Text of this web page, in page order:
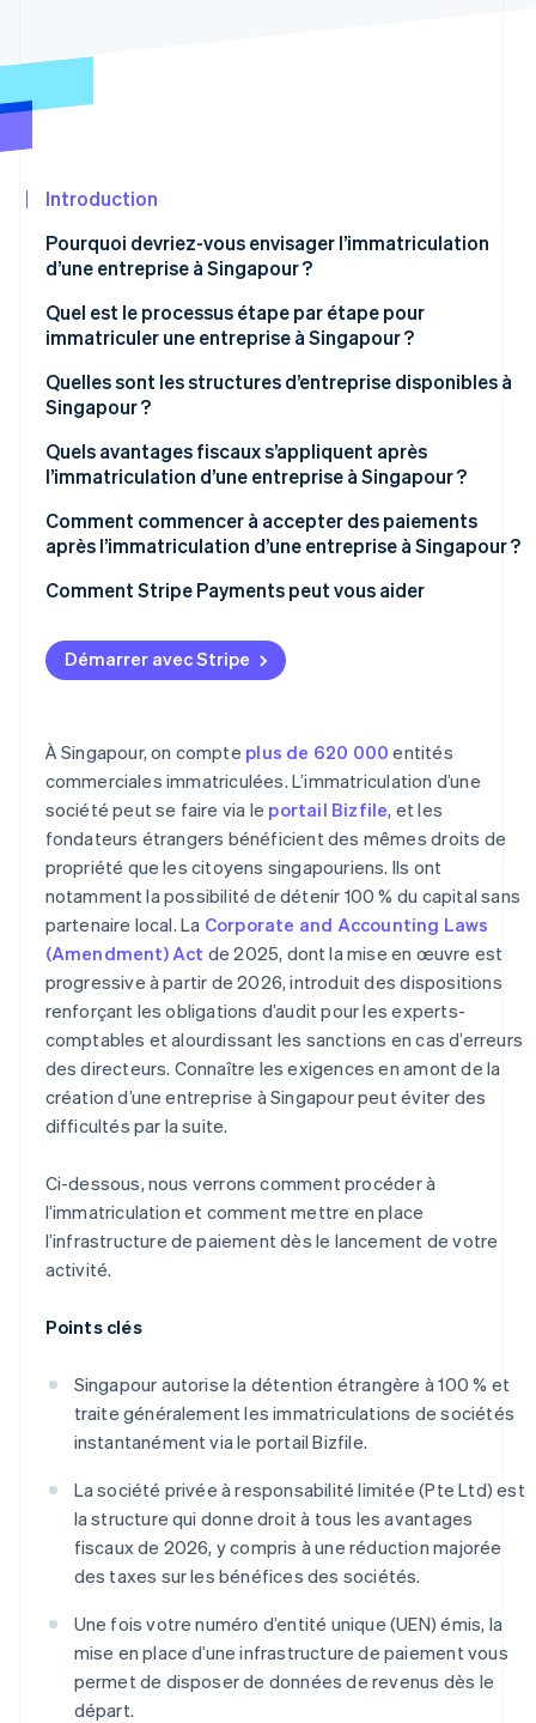
Radar
Atlas
Élimination du carbone
Vérification de l'identité
Stripe Sessions 2026
Découvrez comment Stripe construit l’infrastructure
Introduction
Pourquoi devriez-vous envisager l’immatriculation
d’une entreprise à Singapour ?
Quel est le processus étape par étape pour
immatriculer une entreprise à Singapour ?
Étape 1 : Réservation du nom
Étape 2 : Déclaration de constitution
Étape 3 : Considérations post-constitution
Quelles sont les structures d’entreprise disponibles à
Singapour ?
Quels avantages fiscaux s’appliquent après
l’immatriculation d’une entreprise à Singapour ?
Comment commencer à accepter des paiements
après l’immatriculation d’une entreprise à Singapour ?
Comment Stripe Payments peut vous aider
Démarrer avec Stripe
À Singapour, on compte plus de 620 000 entités
commerciales immatriculées. L’immatriculation d’une
société peut se faire via le portail Bizfile, et les
fondateurs étrangers bénéficient des mêmes droits de
propriété que les citoyens singapouriens. Ils ont
notamment la possibilité de détenir 100 % du capital sans
partenaire local. La Corporate and Accounting Laws
(Amendment) Act de 2025, dont la mise en œuvre est
progressive à partir de 2026, introduit des dispositions
renforçant les obligations d’audit pour les experts-
comptables et alourdissant les sanctions en cas d’erreurs
des directeurs. Connaître les exigences en amont de la
création d’une entreprise à Singapour peut éviter des
difficultés par la suite.
Ci-dessous, nous verrons comment procéder à
l’immatriculation et comment mettre en place
l’infrastructure de paiement dès le lancement de votre
activité.
Points clés
Singapour autorise la détention étrangère à 100 % et
traite généralement les immatriculations de sociétés
instantanément via le portail Bizfile.
La société privée à responsabilité limitée (Pte Ltd) est
la structure qui donne droit à tous les avantages
fiscaux de 2026, y compris à une réduction majorée
des taxes sur les bénéfices des sociétés.
Une fois votre numéro d’entité unique (UEN) émis, la
mise en place d’une infrastructure de paiement vous
permet de disposer de données de revenus dès le
départ.